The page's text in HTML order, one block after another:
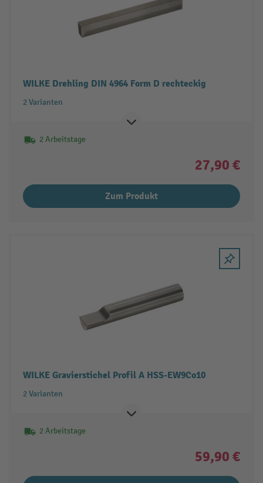
WILKE Drehling DIN 4964 Form D rechteckig
2 Varianten
2 Arbeitstage
27,90 €
Zum Produkt
WILKE Gravierstichel Profil A HSS-EW9Co10
2 Varianten
2 Arbeitstage
59,90 €